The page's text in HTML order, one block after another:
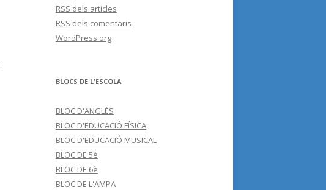
RSS dels articles
RSS dels comentaris
WordPress.org
BLOCS DE L'ESCOLA
BLOC D'ANGLÈS
BLOC D'EDUCACIÓ FÍSICA
BLOC D'EDUCACIÓ MUSICAL
BLOC DE 5è
BLOC DE 6è
BLOC DE L'AMPA